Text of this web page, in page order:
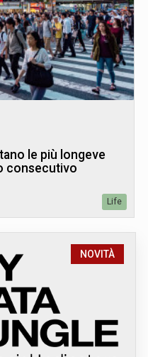
le più longeve
consecutivo
Life
NOVITÀ